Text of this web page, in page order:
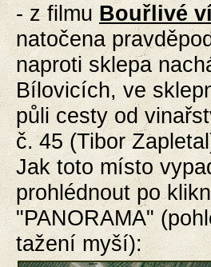
- z filmuBouřlivé
natočena
naproti sklepa
Bílovicích, ve
půli cesty od
č. 45 (Tibor
Jak toto místo
prohlédnout po
"PANORAMA"
tažení myší):